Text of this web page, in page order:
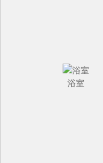
浴室